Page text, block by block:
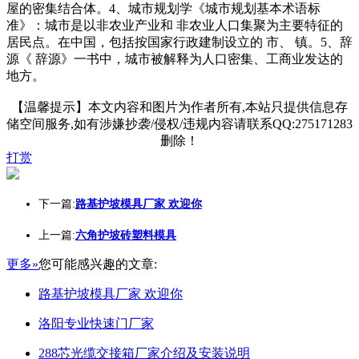
屋的密集结合体。4、城市规划学《城市规划基本术语标
准》：城市是以非农业产业和 非农业人口集聚为主要特征的
居民点。在中国，包括按国家行政建制设立的 市、 镇。5、辞
源《 辞源》一书中，城市被解释为人口密集、工商业发达的
地方。
【温馨提示】本文内容和图片为作者所有,本站只提供信息存
储空间服务,如有涉嫌抄袭/侵权/违规内容请联系QQ:275171283
删除！
打赏
下一篇:路基护坡模具厂家 欢迎你
上一篇:六角护坡砖塑料模具
更多»您可能感兴趣的文章:
路基护坡模具厂家 欢迎你
洛阳专业快速门厂家
288芯光缆交接箱厂家介绍及安装说明